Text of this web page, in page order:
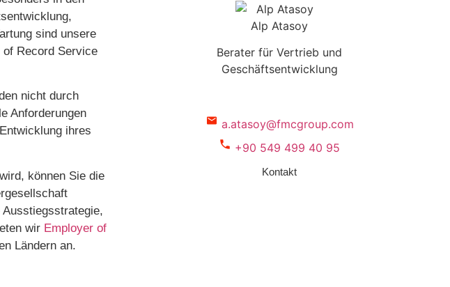
sind unsere
of Record Service
nicht durch
Anforderungen
ihres
können Sie die
wir Employer of
Ländern an.
Alp Atasoy
Berater für Vertrieb und
Geschäftsentwicklung
a.atasoy@fmcgroup.com
+90 549 499 40 95
Kontakt